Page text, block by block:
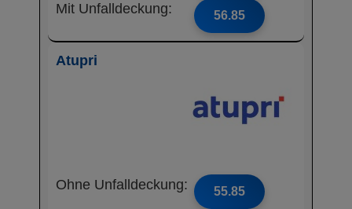
Mit Unfalldeckung: 56.85
Atupri
Ohne Unfalldeckung: 55.85